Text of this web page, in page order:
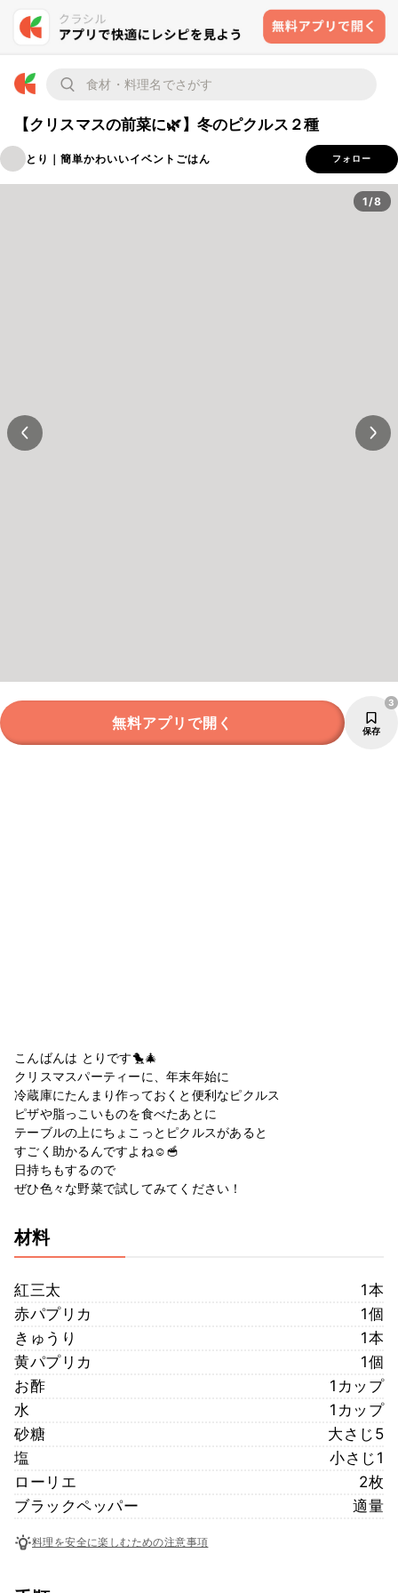
【クリスマスの前菜に🌿】冬のピクルス２種
とり｜簡単かわいいイベントごはん フォロー
1/8
無料アプリで開く 保存
3
こんばんは とりです🐤🎄
クリスマスパーティーに、年末年始に
冷蔵庫にたんまり作っておくと便利なピクルス
ピザや脂っこいものを食べたあとに
テーブルの上にちょこっとピクルスがあると
すごく助かるんですよね☺️🥣
日持ちもするので
ぜひ色々な野菜で試してみてください！
材料
紅三太
1本
赤パプリカ
1個
きゅうり
1本
黄パプリカ
1個
お酢
1カップ
水
1カップ
砂糖
大さじ5
塩
小さじ1
ローリエ
2枚
ブラックペッパー
適量
料理を安全に楽しむための注意事項